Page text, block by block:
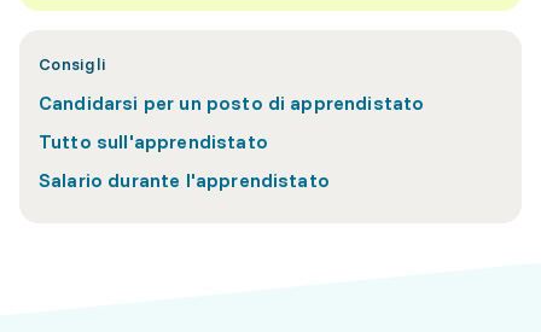
Consigli
Candidarsi per un posto di apprendistato
Tutto sull'apprendistato
Salario durante l'apprendistato